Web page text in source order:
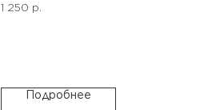
FreiAVIVER . Срок годности
1 250 р.
Подробнее